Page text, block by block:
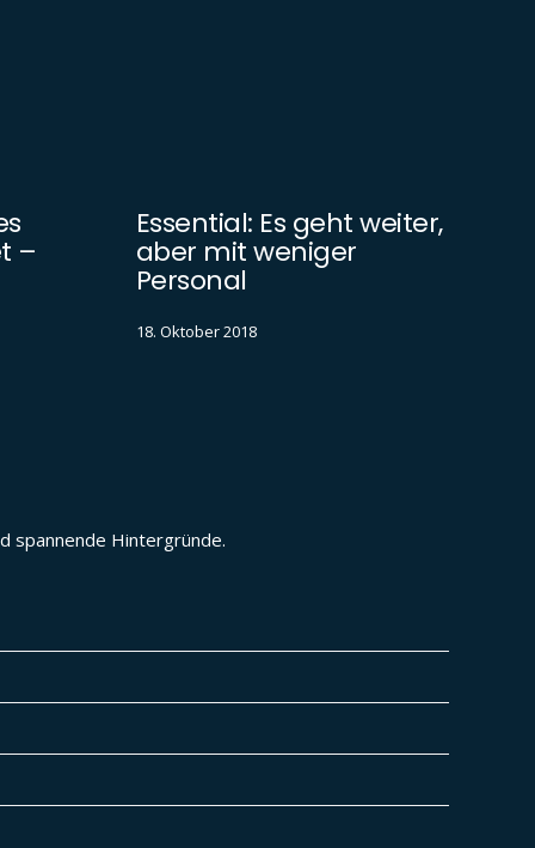
–
Essential: Es geht weiter,
aber mit weniger
Personal
18. Oktober 2018
spannende Hintergründe.